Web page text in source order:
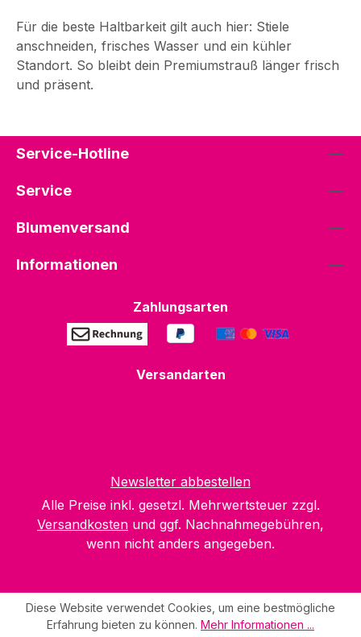
Für die beste Haltbarkeit gilt auch hier: Stiele
anschneiden, frisches Wasser und ein kühler
Standort. So bleibt dein Premiumstrauß länger frisch
und präsent.
Service-Hotline
Service
Blumenversand
Informationen
Zahlungsarten
Versandarten
Newsletter abbestellen
Alle Preise inkl. gesetzl. Mehrwertsteuer zzgl.
Versandkosten und ggf. Nachnahmegebühren,
wenn nicht anders angegeben.
Diese Website verwendet Cookies, um eine bestmögliche
Erfahrung bieten zu können. Mehr Informationen ...